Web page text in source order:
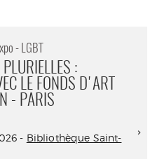
- LGBT
:
LE FONDS D'ART
- PARIS
- Bibliothèque Saint-